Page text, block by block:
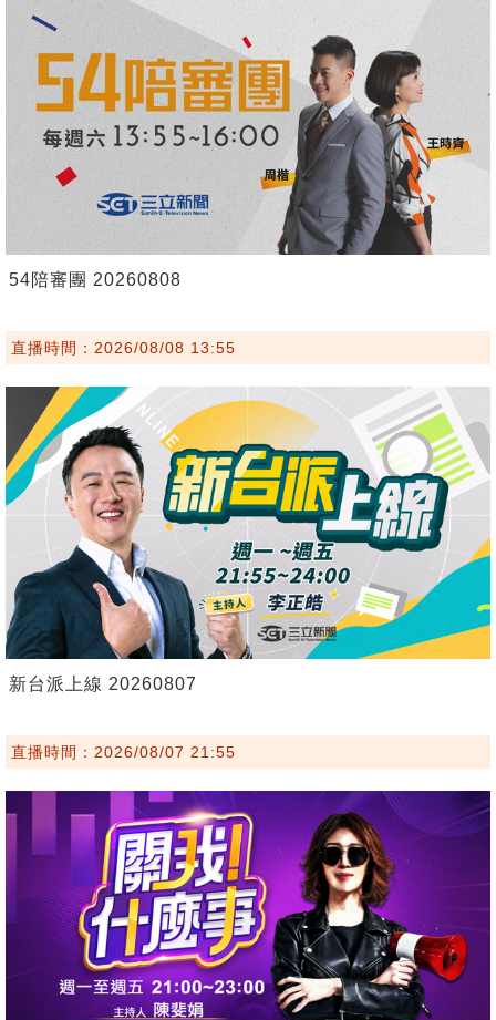
54陪審團 20260808
直播時間：2026/08/08 13:55
新台派上線 20260807
直播時間：2026/08/07 21:55